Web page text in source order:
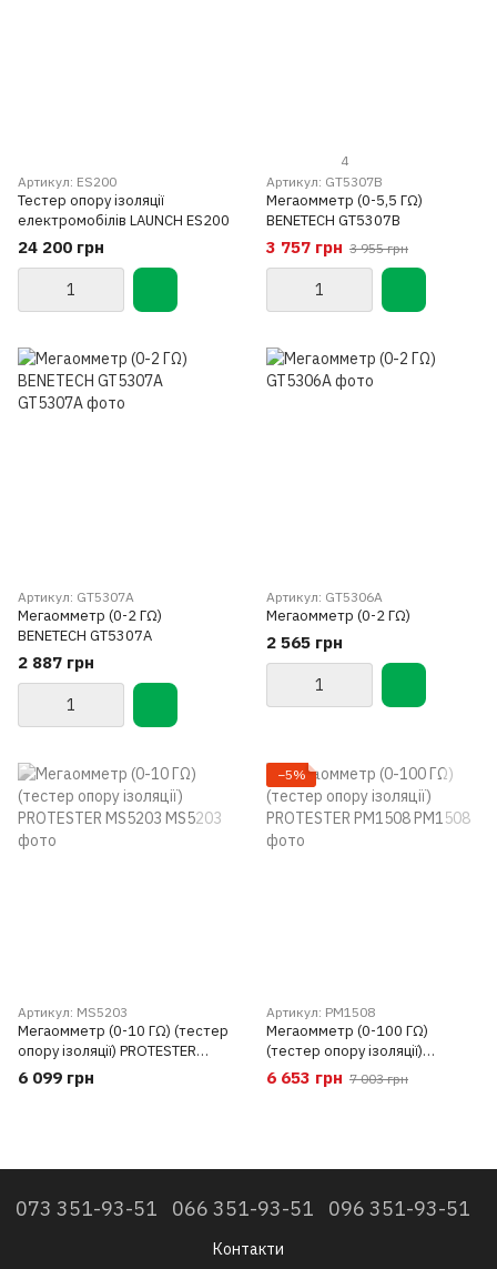
Артикул: ES200
Тестер опору ізоляції
електромобілів LAUNCH ES200
24 200 грн
4
Артикул: GT5307B
Мегаомметр (0-5,5 ГΩ)
BENETECH GT5307B
3 757 грн 3 955 грн
Артикул: GT5307A
Мегаомметр (0-2 ГΩ)
BENETECH GT5307A
2 887 грн
Артикул: GT5306A
Мегаомметр (0-2 ГΩ)
2 565 грн
Артикул: MS5203
Мегаомметр (0-10 ГΩ) (тестер
опору ізоляції) PROTESTER
MS5203
6 099 грн
−5%
Артикул: PM1508
Мегаомметр (0-100 ГΩ)
(тестер опору ізоляції)
PROTESTER PM1508
6 653 грн 7 003 грн
073 351-93-51 066 351-93-51 096 351-93-51
Контакти